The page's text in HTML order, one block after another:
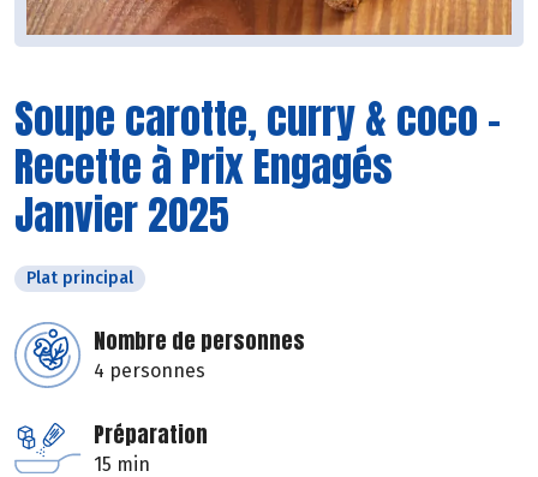
Soupe carotte, curry & coco -
Recette à Prix Engagés
Janvier 2025
Plat principal
Nombre de personnes
4 personnes
Préparation
15 min